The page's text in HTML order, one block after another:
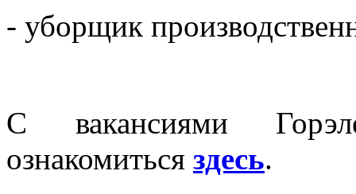
- уборщик
С вакансиями
ознакомиться здесь.